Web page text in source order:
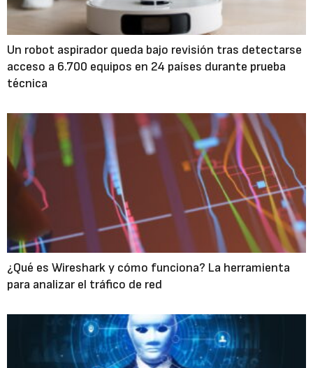
Un robot aspirador queda bajo revisión tras detectarse
acceso a 6.700 equipos en 24 países durante prueba
técnica
¿Qué es Wireshark y cómo funciona? La herramienta
para analizar el tráfico de red